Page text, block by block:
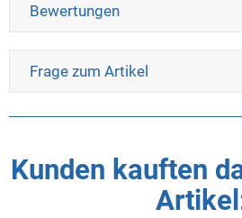
Bewertungen
Frage zum Artikel
Kunden kauften